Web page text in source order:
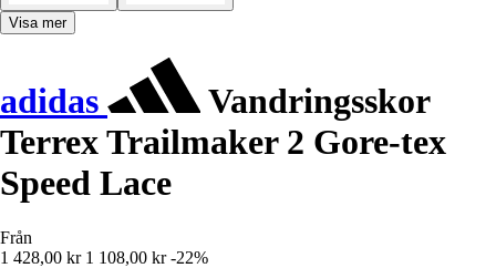
Visa mer
adidas
Vandringsskor
Terrex Trailmaker 2 Gore-tex
Speed Lace
Från
1 428,00 kr 1 108,00 kr -22%